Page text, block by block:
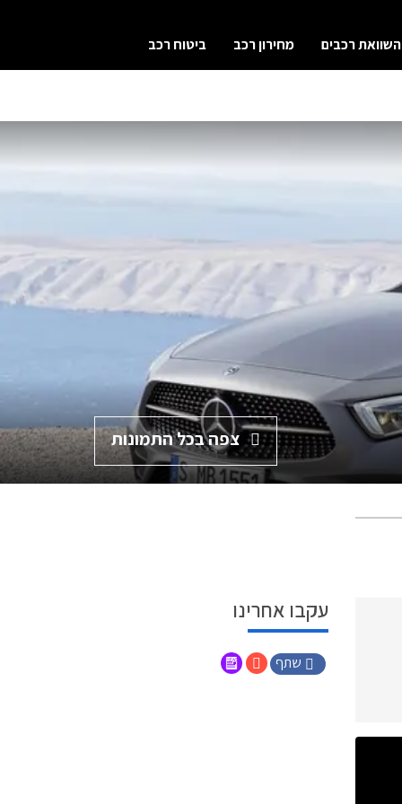
השוואת רכבים מחירון רכב ביטוח רכב
צפה בכל התמונות
עקבו אחרינו
שתף